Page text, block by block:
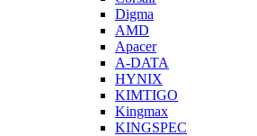
Digma
AMD
Apacer
A-DATA
HYNIX
KIMTIGO
Kingmax
KINGSPEC